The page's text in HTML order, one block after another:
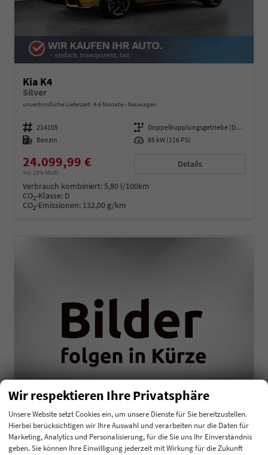
Kia K4
Silver
unverbindliche Lieferzeit: 4-6 Monate Neuwagen
Fahrzeugnummer 214105 Getriebe
Doppelkupplungsgetriebe (DSG)
Kraftstoff Benzin Leistung 85 kW (116 PS)
24.099,99 €
incl. 19% MwSt.
Details
Verbrauch kombiniert:5,80 l/100km
CO2-Klasse: D
CO2-Emissionen: 132,00 g/km
Kia K4
Comfort 1,0 T-GDI MHEV 48V DCT7 85KW
Wir respektieren Ihre Privatsphäre
Unsere Website setzt Cookies ein, um unsere Dienste für Sie bereitzustellen.
Hierbei berücksichtigen wir Ihre Auswahl und verarbeiten nur die Daten für
Marketing, Analytics und Personalisierung, für die Sie uns Ihr Einverständnis
geben. Sie können Ihre Einwilligung jederzeit mit Wirkung für die Zukunft